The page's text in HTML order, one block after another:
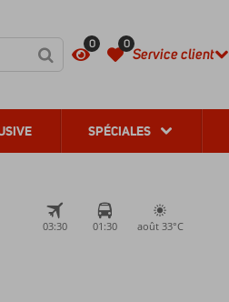
0 0
Service client
SPÉCIALES
03:30 01:30 août 33°C